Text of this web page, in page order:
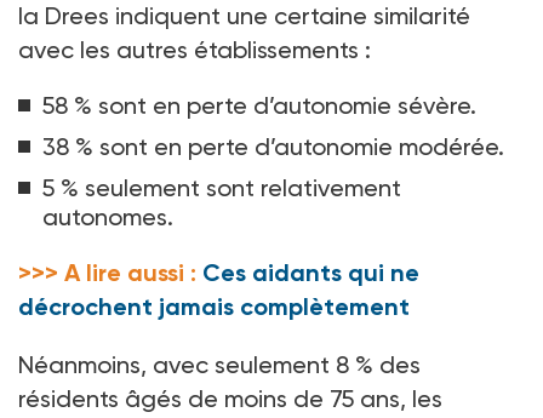
la Drees indiquent une certaine similarité
avec les autres établissements :
58 % sont en perte d’autonomie sévère.
38 % sont en perte d’autonomie modérée.
5 % seulement sont relativement
autonomes.
>>> A lire aussi : Ces aidants qui ne
décrochent jamais complètement
Néanmoins, avec seulement 8 % des
résidents âgés de moins de 75 ans, les